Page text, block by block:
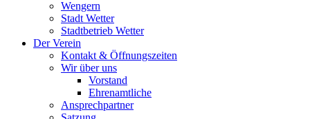
Wengern
Stadt Wetter
Stadtbetrieb Wetter
Der Verein
Kontakt & Öffnungszeiten
Wir über uns
Vorstand
Ehrenamtliche
Ansprechpartner